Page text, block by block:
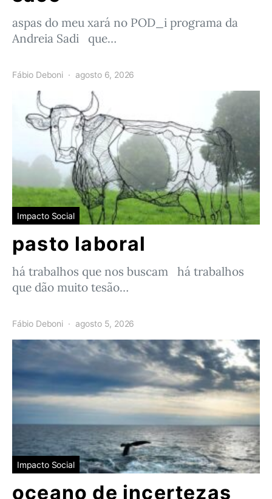
aspas do meu xará no POD_i programa da
Andreia Sadi que…
Fábio Deboni agosto 6, 2026
Impacto Social
pasto laboral
há trabalhos que nos buscam há trabalhos
que dão muito tesão…
Fábio Deboni agosto 5, 2026
Impacto Social
oceano de incertezas